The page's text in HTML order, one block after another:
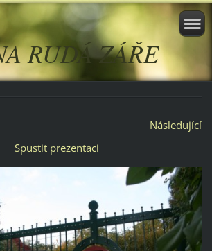
RUDÁ ZÁŘE
Následující
Spustit prezentaci